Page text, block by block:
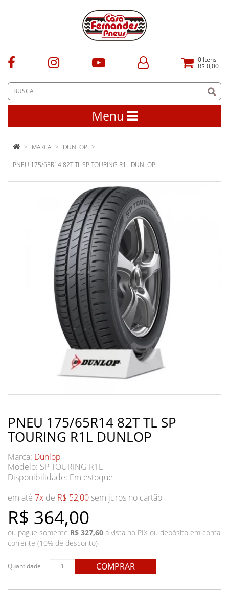
0 Itens
R$ 0,00
Menu
MARCA DUNLOP
PNEU 175/65R14 82T TL SP TOURING R1L DUNLOP
PNEU 175/65R14 82T TL SP
TOURING R1L DUNLOP
Marca: Dunlop
Modelo: SP TOURING R1L
Disponibilidade: Em estoque
R$ 364,00
em até 7x de R$ 52,00 sem juros no cartão
ou pague somente R$ 327,60 à vista no PIX ou depósito em conta
corrente (10% de desconto)
Quantidade COMPRAR